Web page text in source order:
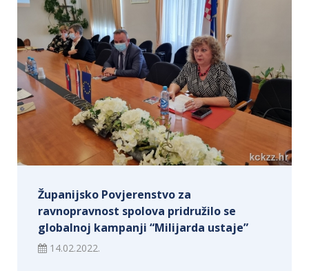
Županijsko Povjerenstvo za
ravnopravnost spolova pridružilo se
globalnoj kampanji “Milijarda ustaje”
14.02.2022.